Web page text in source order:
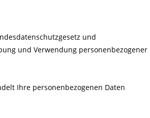
und
und Verwendung personenbezogener
Ihre personenbezogenen Daten